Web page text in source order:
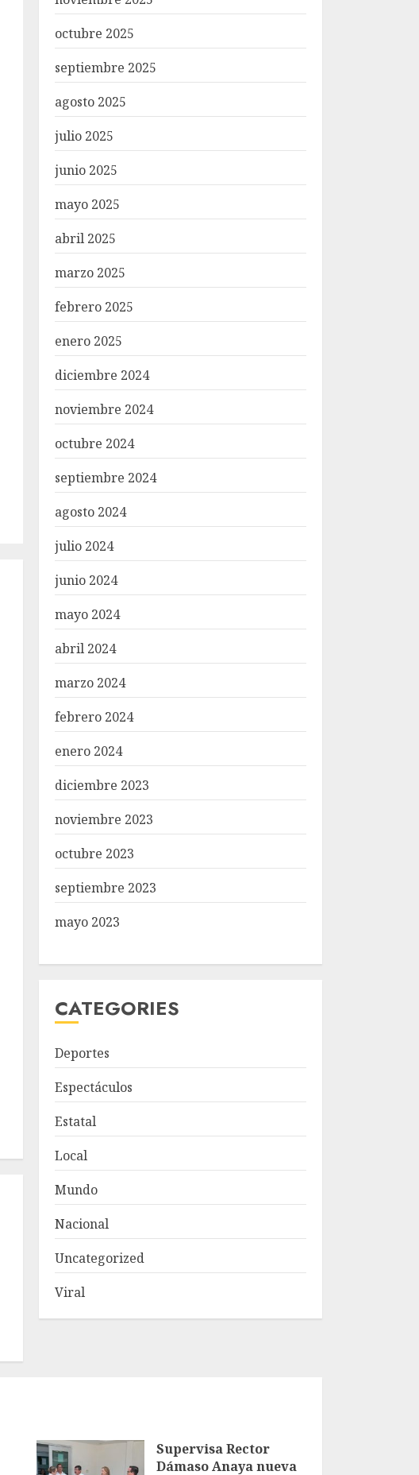
octubre 2025
septiembre 2025
agosto 2025
julio 2025
junio 2025
mayo 2025
abril 2025
marzo 2025
febrero 2025
enero 2025
diciembre 2024
noviembre 2024
octubre 2024
septiembre 2024
agosto 2024
julio 2024
junio 2024
mayo 2024
abril 2024
marzo 2024
febrero 2024
enero 2024
diciembre 2023
noviembre 2023
octubre 2023
septiembre 2023
mayo 2023
CATEGORIES
Deportes
Espectáculos
Estatal
Local
Mundo
Nacional
Uncategorized
Viral
Supervisa Rector
Dámaso Anaya nueva